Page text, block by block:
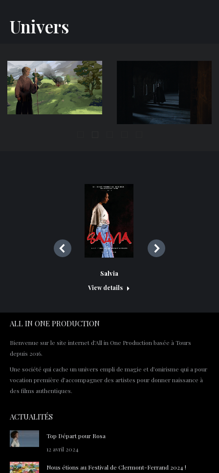
Univers
Salvia
View details
ALL IN ONE PRODUCTION
Bienvenue sur le site internet d’All in One Production basée à Tours
depuis 2016.
Une société qui cache un univers empli de magie et d’onirisme qui a pour
vocation première d’accompagner des artistes pour donner naissance à
des films authentiques.
ACTUALITÉS
Top Départ pour Rosa
12 avril 2024
Nous étions au Festival de Clermont-Ferrand 2024 !